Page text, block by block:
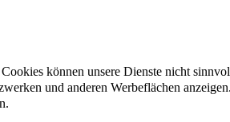
können unsere Dienste nicht
und anderen Werbeflächen anzeigen.